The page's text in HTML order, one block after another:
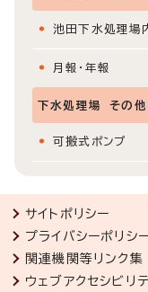
池田下水処理場
月報・年報
下水処理場 その他
可搬式ポンプ
サイトポリシー
プライバシーポリシ
関連機関等リンク集
ウェブアクセシビリ